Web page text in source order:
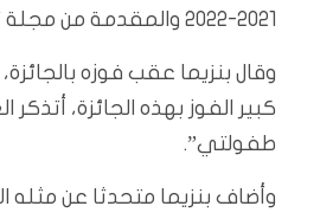
2021-2022 والمقدمة من مجلة “فرانس فوتبول”.
وقال بنزيما عقب فوزه بالجائزة،
كبير الفوز بهذه الجائزة، أتذكر
طفولتي”.
وأضاف بنزيما متحدثا عن مثله